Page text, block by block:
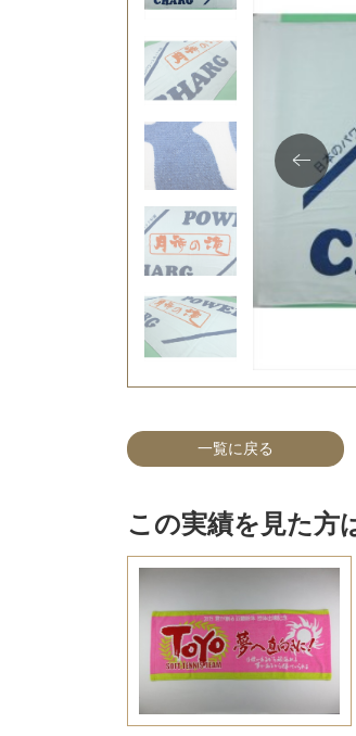
一覧に戻る
この実績を見た方